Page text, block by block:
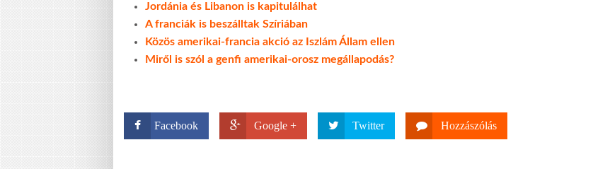
Jordánia és Libanon is kapitulálhat
A franciák is beszálltak Szíriában
Közös amerikai-francia akció az Iszlám Állam ellen
Miről is szól a genfi amerikai-orosz megállapodás?
Facebook Google + Twitter Hozzászólás